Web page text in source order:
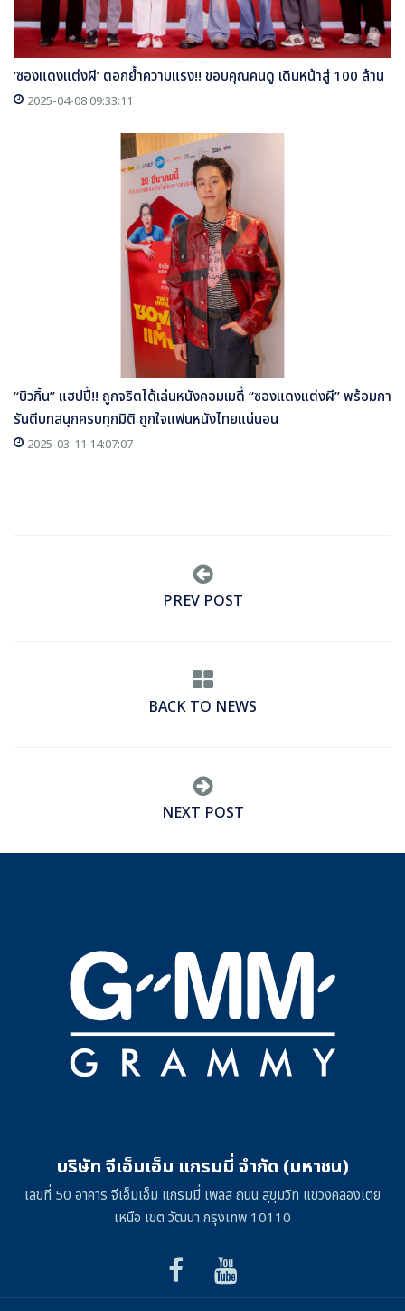
‘ซองแดงแต่งผี’ ตอกย้ำความแรง!! ขอบคุณคนดู เดินหน้าสู่ 100 ล้าน
2025-04-08 09:33:11
“บิวกิ้น” แฮปปี้!! ถูกจริตได้เล่นหนังคอมเมดี้ “ซองแดงแต่งผี” พร้อมกา
รันตีบทสนุกครบทุกมิติ ถูกใจแฟนหนังไทยแน่นอน
2025-03-11 14:07:07
PREV POST
BACK TO NEWS
NEXT POST
บริษัท จีเอ็มเอ็ม แกรมมี่ จำกัด (มหาชน)
เลขที่ 50 อาคาร จีเอ็มเอ็ม แกรมมี่ เพลส ถนน สุขุมวิท แขวงคลองเตย
เหนือ เขต วัฒนา กรุงเทพ 10110